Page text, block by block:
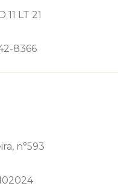
LT 21
8366
n°593